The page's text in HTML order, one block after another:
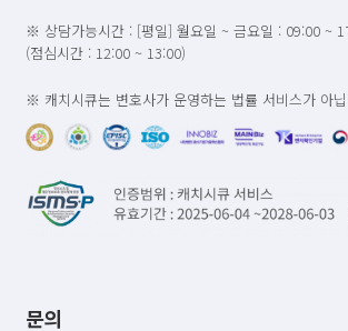
※ 상담가능시간 : [평일] 월요일 ~ 금요일 : 09:00 ~
(점심시간 : 12:00 ~ 13:00)
※ 캐치시큐는 변호사가 운영하는 법률 서비스가 아
문의